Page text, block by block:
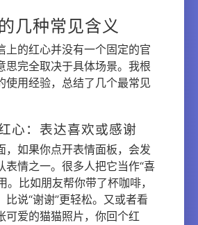
几种常见含义
上的红心并没有一个固定的官
思完全取决于具体场景。我根
使用经验，总结了几个最常见
心：表达喜欢或感谢
，如果你点开表情面板，会发
表情之一。很多人把它当作“喜
。比如朋友帮你带了杯咖啡，
比说“谢谢”更轻松。又或者看
可爱的猫猫照片，你回个红